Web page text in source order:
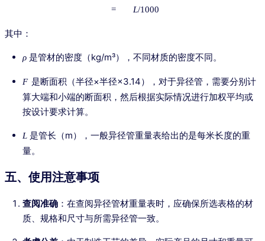
=
L/1000
其中：
ρ 是管材的密度（kg/m³），不同材质的密度不同。
F 是断面积（半径×半径×3.14），对于异径管，需要分别计
算大端和小端的断面积，然后根据实际情况进行加权平均或
按设计要求计算。
L 是管长（m），一般异径管重量表给出的是每米长度的重
量。
五、使用注意事项
查阅准确 ：在查阅异径管材重量表时，应确保所选表格的材
质、规格和尺寸与所需异径管一致。